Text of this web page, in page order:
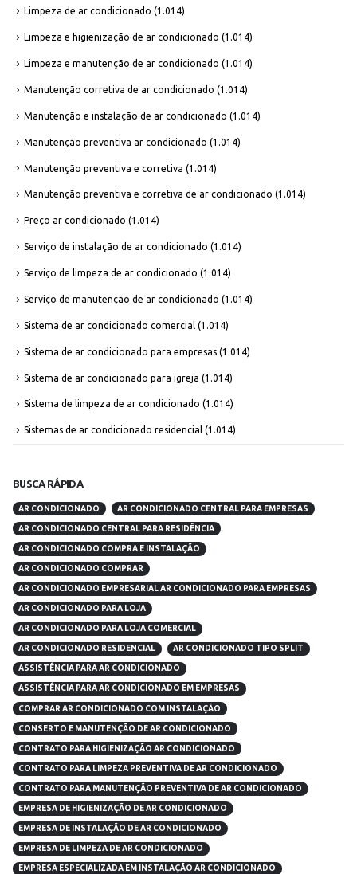
Limpeza de ar condicionado (1.014)
Limpeza e higienização de ar condicionado (1.014)
Limpeza e manutenção de ar condicionado (1.014)
Manutenção corretiva de ar condicionado (1.014)
Manutenção e instalação de ar condicionado (1.014)
Manutenção preventiva ar condicionado (1.014)
Manutenção preventiva e corretiva (1.014)
Manutenção preventiva e corretiva de ar condicionado (1.014)
Preço ar condicionado (1.014)
Serviço de instalação de ar condicionado (1.014)
Serviço de limpeza de ar condicionado (1.014)
Serviço de manutenção de ar condicionado (1.014)
Sistema de ar condicionado comercial (1.014)
Sistema de ar condicionado para empresas (1.014)
Sistema de ar condicionado para igreja (1.014)
Sistema de limpeza de ar condicionado (1.014)
Sistemas de ar condicionado residencial (1.014)
BUSCA RÁPIDA
AR CONDICIONADO AR CONDICIONADO CENTRAL PARA EMPRESAS
AR CONDICIONADO CENTRAL PARA RESIDÊNCIA
AR CONDICIONADO COMPRA E INSTALAÇÃO
AR CONDICIONADO COMPRAR
AR CONDICIONADO EMPRESARIAL AR CONDICIONADO PARA EMPRESAS
AR CONDICIONADO PARA LOJA
AR CONDICIONADO PARA LOJA COMERCIAL
AR CONDICIONADO RESIDENCIAL AR CONDICIONADO TIPO SPLIT
ASSISTÊNCIA PARA AR CONDICIONADO
ASSISTÊNCIA PARA AR CONDICIONADO EM EMPRESAS
COMPRAR AR CONDICIONADO COM INSTALAÇÃO
CONSERTO E MANUTENÇÃO DE AR CONDICIONADO
CONTRATO PARA HIGIENIZAÇÃO AR CONDICIONADO
CONTRATO PARA LIMPEZA PREVENTIVA DE AR CONDICIONADO
CONTRATO PARA MANUTENÇÃO PREVENTIVA DE AR CONDICIONADO
EMPRESA DE HIGIENIZAÇÃO DE AR CONDICIONADO
EMPRESA DE INSTALAÇÃO DE AR CONDICIONADO
EMPRESA DE LIMPEZA DE AR CONDICIONADO
EMPRESA ESPECIALIZADA EM INSTALAÇÃO AR CONDICIONADO